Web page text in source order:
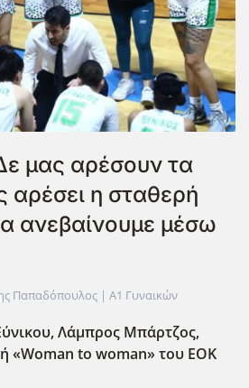
μας αρέσουν τα
αρέσει η σταθερή
ανεβαίνουμε μέσω
Παπαδόπουλος | Α1 Γυναικών
Λάμπρος Μπάρτζος,
«Woman to woman» του EOK